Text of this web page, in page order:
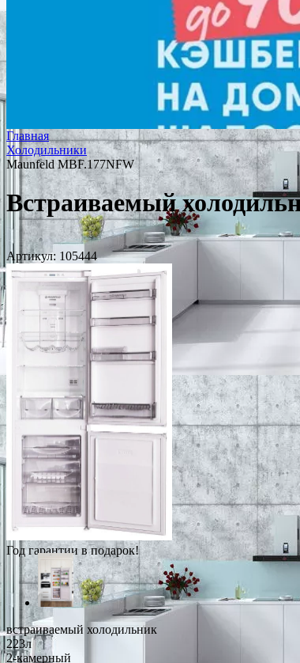
Главная
Холодильники
Maunfeld MBF.177NFW
Встраиваемый
Артикул: 105444
Год гарантии в подарок!
встраиваемый холодильник
223л
2-камерный